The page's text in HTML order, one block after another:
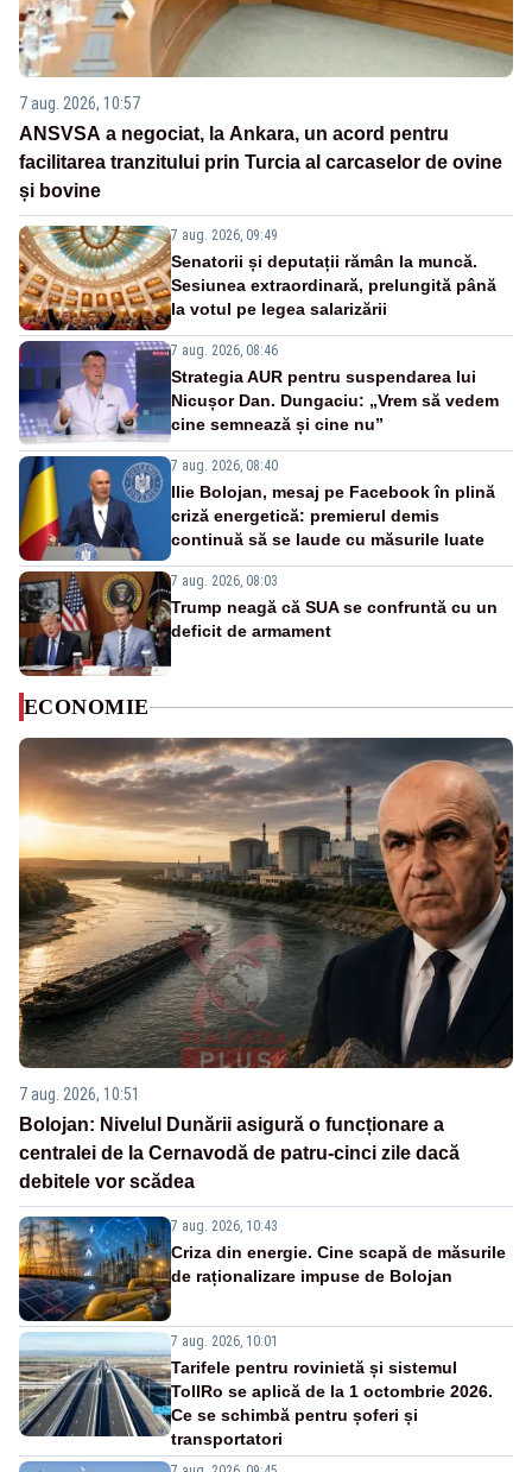
7 aug. 2026, 10:57
ANSVSA a negociat, la Ankara, un acord pentru
facilitarea tranzitului prin Turcia al carcaselor de ovine
și bovine
7 aug. 2026, 09:49
Senatorii și deputații rămân la muncă.
Sesiunea extraordinară, prelungită până
la votul pe legea salarizării
7 aug. 2026, 08:46
Strategia AUR pentru suspendarea lui
Nicușor Dan. Dungaciu: „Vrem să vedem
cine semnează și cine nu”
7 aug. 2026, 08:40
Ilie Bolojan, mesaj pe Facebook în plină
criză energetică: premierul demis
continuă să se laude cu măsurile luate
7 aug. 2026, 08:03
Trump neagă că SUA se confruntă cu un
deficit de armament
ECONOMIE
7 aug. 2026, 10:51
Bolojan: Nivelul Dunării asigură o funcționare a
centralei de la Cernavodă de patru-cinci zile dacă
debitele vor scădea
7 aug. 2026, 10:43
Criza din energie. Cine scapă de măsurile
de raționalizare impuse de Bolojan
7 aug. 2026, 10:01
Tarifele pentru rovinietă și sistemul
TollRo se aplică de la 1 octombrie 2026.
Ce se schimbă pentru șoferi și
transportatori